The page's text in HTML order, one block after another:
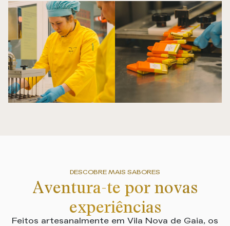
DESCOBRE MAIS SABORES
Aventura-te por novas
experiências
Feitos artesanalmente em Vila Nova de Gaia, os